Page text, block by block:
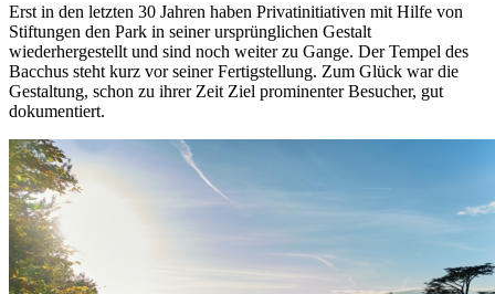
Erst in den letzten 30 Jahren haben Privatinitiativen mit Hilfe von
Stiftungen den Park in seiner ursprünglichen Gestalt
wiederhergestellt und sind noch weiter zu Gange. Der Tempel des
Bacchus steht kurz vor seiner Fertigstellung. Zum Glück war die
Gestaltung, schon zu ihrer Zeit Ziel prominenter Besucher, gut
dokumentiert.